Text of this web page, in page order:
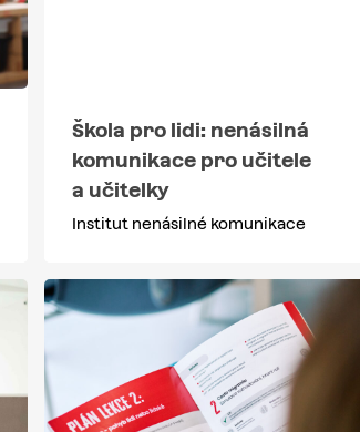
Škola pro lidi: nenásilná
komunikace pro učitele
a učitelky
Institut nenásilné komunikace